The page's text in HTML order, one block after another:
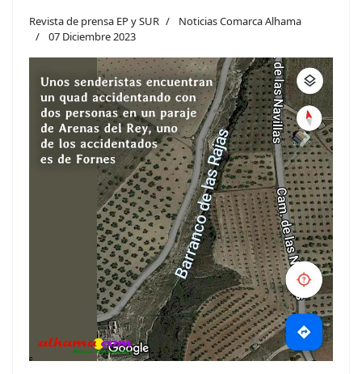
Revista de prensa EP y SUR
Noticias Comarca Alhama
07 Diciembre 2023